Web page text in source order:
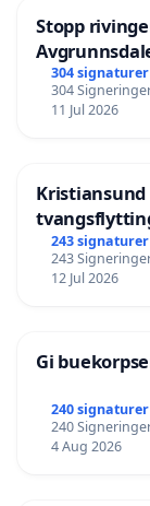
Stopp
304 signaturer
304
11 Jul 2026
243 signaturer
243
12 Jul 2026
Gi
240 signaturer
240
4 Aug 2026